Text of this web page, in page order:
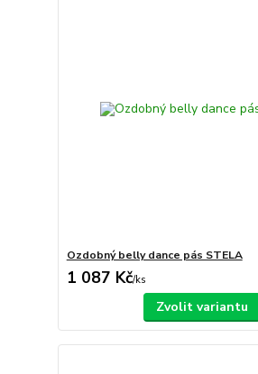
Ozdobný belly dance pás STELA
1 087 Kč/ks
Zvolit variantu